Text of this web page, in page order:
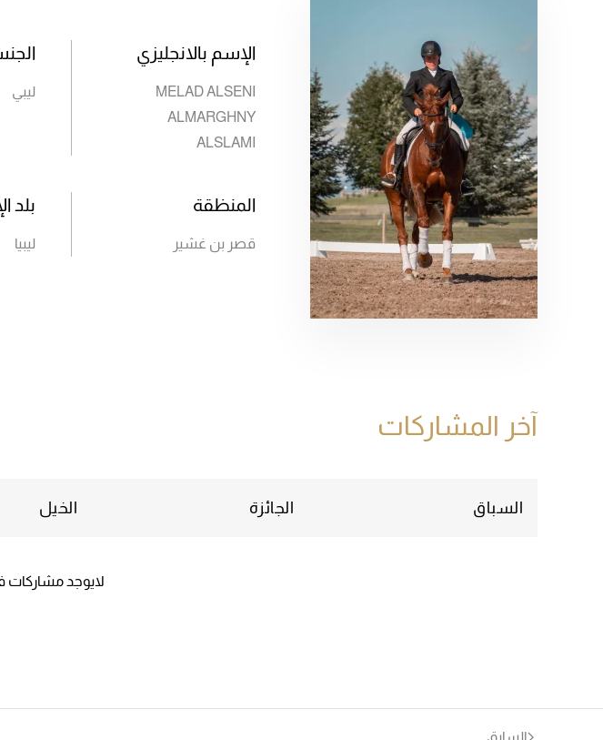
الإسم بالانجليزي
MELAD ALSENI
ALMARGHNY
ALSLAMI
ليبي
المنظقة
قصر بن غشير
بلد
ليبيا
آخر المشاركات
السباق الجائزة الخيل
لايوجد مشاركات
السابق